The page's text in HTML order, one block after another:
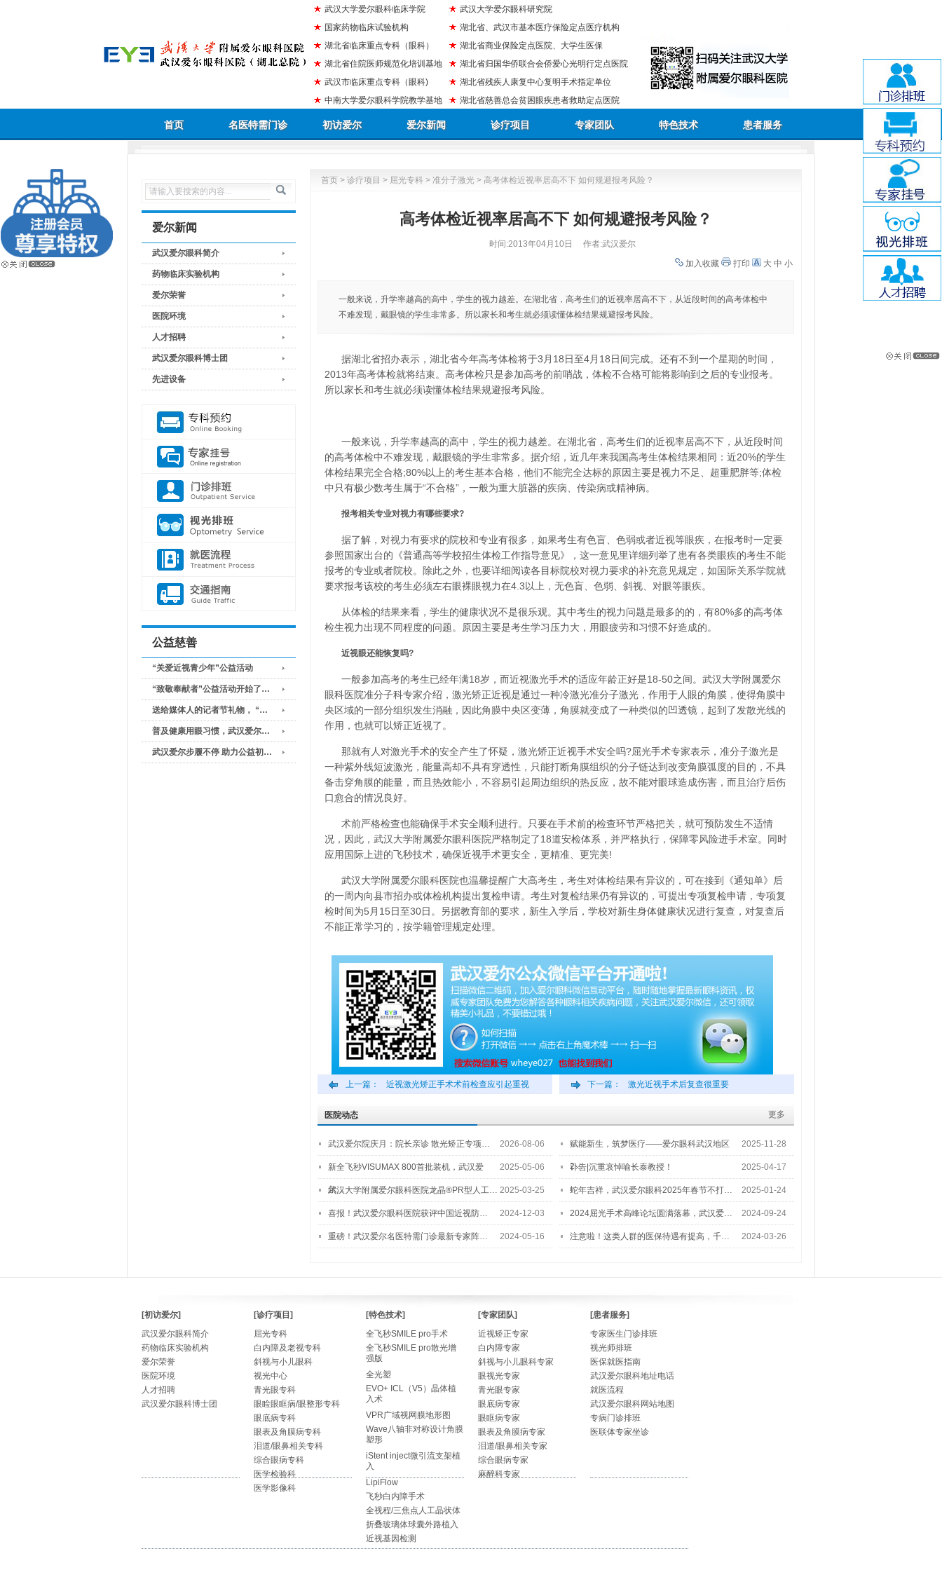
武汉大学爱尔眼科临床学院
国家药物临床试验机构
湖北省临床重点专科（眼科）
湖北省住院医师规范化培训基地
武汉市临床重点专科（眼科)
中南大学爱尔眼科学院教学基地
武汉大学爱尔眼科研究院
湖北省、武汉市基本医疗保险定点医疗机构
湖北省商业保险定点医院、大学生医保
湖北省归国华侨联合会侨爱心光明行定点医院
湖北省残疾人康复中心复明手术指定单位
湖北省慈善总会贫困眼疾患者救助定点医院
首页 名医特需门诊 初访爱尔 爱尔新闻 诊疗项目 专家团队 特色技术 患者服务
爱尔新闻
武汉爱尔眼科简介
药物临床实验机构
爱尔荣誉
医院环境
人才招聘
武汉爱尔眼科博士团
先进设备
公益慈善
“关爱近视青少年”公益活动
“致敬奉献者”公益活动开始了…
送给媒体人的记者节礼物， “…
普及健康用眼习惯，武汉爱尔…
武汉爱尔步履不停 助力公益初…
首页 > 诊疗项目 > 屈光专科 > 准分子激光 > 高考体检近视率居高不下 如何规避报考风险？
高考体检近视率居高不下 如何规避报考风险？
时间:2013年04月10日
作者:武汉爱尔
加入收藏
打印 大 中 小
一般来说，升学率越高的高中，学生的视力越差。在湖北省，高考生们的近视率居高不下，从近段时间的高考体检中
不难发现，戴眼镜的学生非常多。所以家长和考生就必须读懂体检结果规避报考风险。
据湖北省招办表示，湖北省今年高考体检将于3月18日至4月18日间完成。还有不到一个星期的时间，
2013年高考体检就将结束。高考体检只是参加高考的前哨战，体检不合格可能将影响到之后的专业报考。
所以家长和考生就必须读懂体检结果规避报考风险。
一般来说，升学率越高的高中，学生的视力越差。在湖北省，高考生们的近视率居高不下，从近段时间
的高考体检中不难发现，戴眼镜的学生非常多。据介绍，近几年来我国高考生体检结果相同：近20%的学生
体检结果完全合格;80%以上的考生基本合格，他们不能完全达标的原因主要是视力不足、超重肥胖等;体检
中只有极少数考生属于“不合格”，一般为重大脏器的疾病、传染病或精神病。
报考相关专业对视力有哪些要求?
据了解，对视力有要求的院校和专业有很多，如果考生有色盲、色弱或者近视等眼疾，在报考时一定要
参照国家出台的《普通高等学校招生体检工作指导意见》，这一意见里详细列举了患有各类眼疾的考生不能
报考的专业或者院校。除此之外，也要详细阅读各目标院校对视力要求的补充意见规定，如国际关系学院就
要求报考该校的考生必须左右眼裸眼视力在4.3以上，无色盲、色弱、斜视、对眼等眼疾。
从体检的结果来看，学生的健康状况不是很乐观。其中考生的视力问题是最多的的，有80%多的高考体
检生视力出现不同程度的问题。原因主要是考生学习压力大，用眼疲劳和习惯不好造成的。
近视眼还能恢复吗?
一般参加高考的考生已经年满18岁，而近视激光手术的适应年龄正好是18-50之间。武汉大学附属爱尔
眼科医院准分子科专家介绍，激光矫正近视是通过一种冷激光准分子激光，作用于人眼的角膜，使得角膜中
央区域的一部分组织发生消融，因此角膜中央区变薄，角膜就变成了一种类似的凹透镜，起到了发散光线的
作用，也就可以矫正近视了。
那就有人对激光手术的安全产生了怀疑，激光矫正近视手术安全吗?屈光手术专家表示，准分子激光是
一种紫外线短波激光，能量高却不具有穿透性，只能打断角膜组织的分子链达到改变角膜弧度的目的，不具
备击穿角膜的能量，而且热效能小，不容易引起周边组织的热反应，故不能对眼球造成伤害，而且治疗后伤
口愈合的情况良好。
术前严格检查也能确保手术安全顺利进行。只要在手术前的检查环节严格把关，就可预防发生不适情
况，因此，武汉大学附属爱尔眼科医院严格制定了18道安检体系，并严格执行，保障零风险进手术室。同时
应用国际上进的飞秒技术，确保近视手术更安全，更精准、更完美!
武汉大学附属爱尔眼科医院也温馨提醒广大高考生，考生对体检结果有异议的，可在接到《通知单》后
的一周内向县市招办或体检机构提出复检申请。考生对复检结果仍有异议的，可提出专项复检申请，专项复
检时间为5月15日至30日。另据教育部的要求，新生入学后，学校对新生身体健康状况进行复查，对复查后
不能正常学习的，按学籍管理规定处理。
上一篇： 近视激光矫正手术术前检查应引起重视 下一篇： 激光近视手术后复查很重要
更多
医院动态
武汉爱尔院庆月：院长亲诊 散光矫正专项… 2026-08-06 赋能新生，筑梦医疗——爱尔眼科武汉地区
2…
2025-11-28
新全飞秒VISUMAX 800首批装机，武汉爱
尔…
2025-05-06 讣告|沉重哀悼喻长泰教授！ 2025-04-17
武汉大学附属爱尔眼科医院龙晶®PR型人工… 2025-03-25 蛇年吉祥，武汉爱尔眼科2025年春节不打… 2025-01-24
喜报！武汉爱尔眼科医院获评中国近视防… 2024-12-03 2024屈光手术高峰论坛圆满落幕，武汉爱… 2024-09-24
重磅！武汉爱尔名医特需门诊最新专家阵… 2024-05-16 注意啦！这类人群的医保待遇有提高，千… 2024-03-26
[初访爱尔]
武汉爱尔眼科简介
药物临床实验机构
爱尔荣誉
医院环境
人才招聘
武汉爱尔眼科博士团
[诊疗项目]
屈光专科
白内障及老视专科
斜视与小儿眼科
视光中心
青光眼专科
眼睑眼眶病/眼整形专科
眼底病专科
眼表及角膜病专科
泪道/眼鼻相关专科
综合眼病专科
医学检验科
医学影像科
[特色技术]
全飞秒SMILE pro手术
全飞秒SMILE pro散光增
强版
全光塑
EVO+ ICL（V5）晶体植
入术
VPR广域视网膜地形图
Wave八轴非对称设计角膜
塑形
iStent inject微引流支架植
入
LipiFlow
飞秒白内障手术
全视程/三焦点人工晶状体
折叠玻璃体球囊外路植入
近视基因检测
[专家团队]
近视矫正专家
白内障专家
斜视与小儿眼科专家
眼视光专家
青光眼专家
眼底病专家
眼眶病专家
眼表及角膜病专家
泪道/眼鼻相关专家
综合眼病专家
麻醉科专家
[患者服务]
专家医生门诊排班
视光师排班
医保就医指南
武汉爱尔眼科地址电话
就医流程
武汉爱尔眼科网站地图
专病门诊排班
医联体专家坐诊